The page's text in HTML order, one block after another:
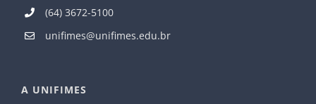
(64) 3672-5100
unifimes@unifimes.edu.br
A UNIFIMES